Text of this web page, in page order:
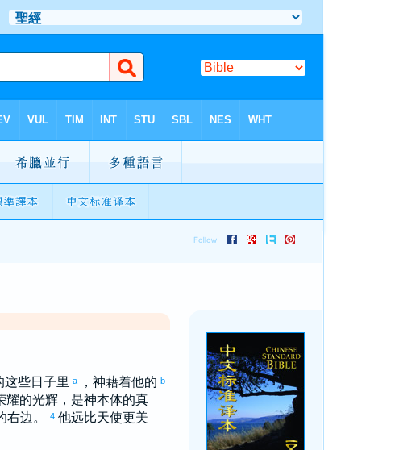
这些日子里 a ，神藉着他的 b
耀的光辉，是神本体的真
右边。 4 他远比天使更美